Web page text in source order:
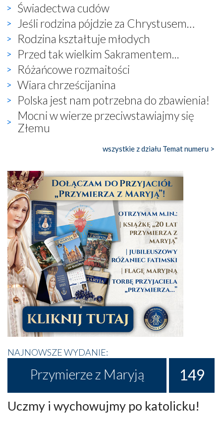
Świadectwa cudów
Jeśli rodzina pójdzie za Chrystusem…
Rodzina kształtuje młodych
Przed tak wielkim Sakramentem...
Różańcowe rozmaitości
Wiara chrześcijanina
Polska jest nam potrzebna do zbawienia!
Mocni w wierze przeciwstawiajmy się
Złemu
wszystkie z działu Temat numeru >
NAJNOWSZE WYDANIE:
Przymierze z Maryją 149
Uczmy i wychowujmy po katolicku!